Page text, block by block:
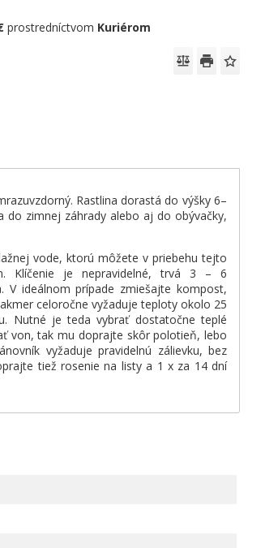
prostredníctvom Kuriérom
Rastlina dorastá do výšky 6–
do zimnej záhrady alebo aj do obývačky,
vode, ktorú môžete v priebehu tejto
Klíčenie je nepravidelné, trvá 3 – 6
V ideálnom prípade zmiešajte kompost,
celoročne vyžaduje teploty okolo 25
Nutné je teda vybrať dostatočne teplé
von, tak mu doprajte skôr polotieň, lebo
vyžaduje pravidelnú zálievku, bez
tiež rosenie na listy a 1 x za 14 dní